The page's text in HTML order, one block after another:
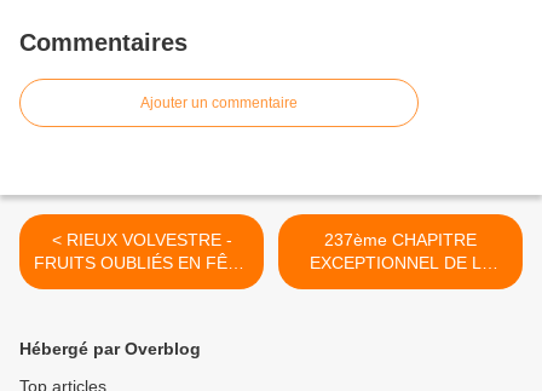
Commentaires
Ajouter un commentaire
< RIEUX VOLVESTRE -
FRUITS OUBLIÉS EN FÊTE
- MARCHÉ DE TERROIR -
237ème CHAPITRE
EXCEPTIONNEL DE LA
COMMANDERIE DES
Hébergé par Overblog
Top articles